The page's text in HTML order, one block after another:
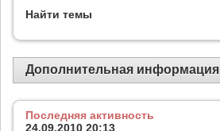
Найти темы
Дополнительная информация
Последняя активность
24.09.2010 20:13